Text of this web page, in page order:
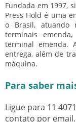
Fundada em 1997,
Press Hold é uma
o Brasil, atuando
terminais
terminal emenda.
entrega, além de
máquina.
Para saber
Ligue para 11
contato por email.